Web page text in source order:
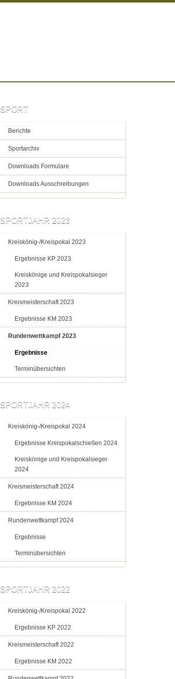
SPORT
Berichte
Sportarchiv
Downloads Formulare
Downloads Ausschreibungen
SPORTJAHR 2023
Kreiskönig-/Kreispokal 2023
Ergebnisse KP 2023
Kreiskönige und Kreispokalsieger
2023
Kreismeisterschaft 2023
Ergebnisse KM 2023
Rundenwettkampf 2023
Ergebnisse
Terminübersichten
SPORTJAHR 2024
Kreiskönig-/Kreispokal 2024
Ergebnisse Kreispokalschießen 2024
Kreiskönige und Kreispokalsieger
2024
Kreismeisterschaft 2024
Ergebnisse KM 2024
Rundenwettkampf 2024
Ergebnisse
Terminübersichten
SPORTJAHR 2022
Kreiskönig-/Kreispokal 2022
Ergebnisse KP 2022
Kreismeisterschaft 2022
Ergebnisse KM 2022